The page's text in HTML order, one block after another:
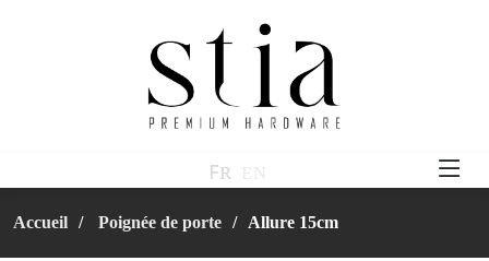
ꜰʀ
Accueil Poignée de porte Allure 15cm